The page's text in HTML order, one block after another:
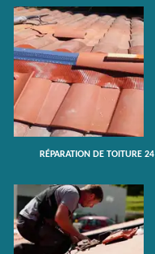
RÉPARATION DE TOITURE 24